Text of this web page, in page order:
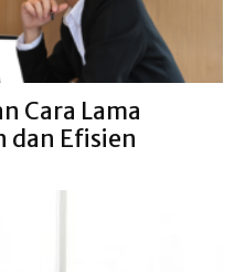
Cara Lama
dan Efisien